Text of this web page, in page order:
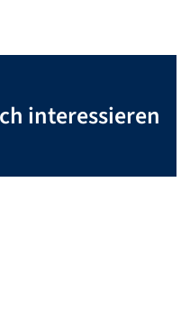
interessieren